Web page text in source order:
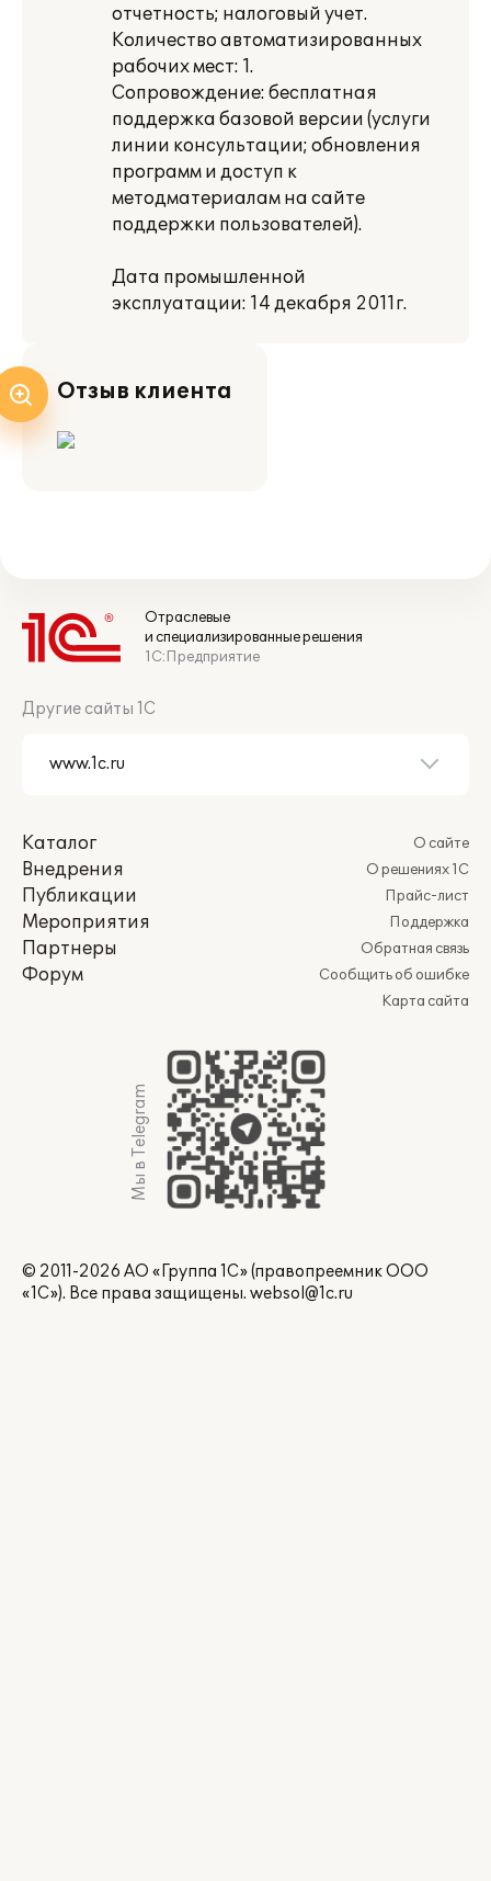
отчетность; налоговый учет.
Количество автоматизированных
рабочих мест: 1.
Сопровождение: бесплатная
поддержка базовой версии (услуги
линии консультации; обновления
программ и доступ к
методматериалам на сайте
поддержки пользователей).
Дата промышленной
эксплуатации: 14 декабря 2011г.
Отзыв клиента
Отраслевые
и специализированные решения
1С:Предприятие
Другие сайты 1С
Каталог
Внедрения
Публикации
Мероприятия
Партнеры
Форум
О сайте
О решениях 1С
Прайс-лист
Поддержка
Обратная связь
Сообщить об ошибке
Карта сайта
Мы в Telegram
© 2011-2026 АО «Группа 1С» (правопреемник ООО
«1С»). Все права защищены. websol@1c.ru